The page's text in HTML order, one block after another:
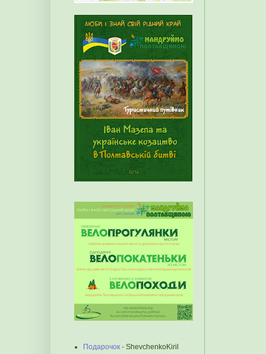
Подарочок - ShevchenkoKiril